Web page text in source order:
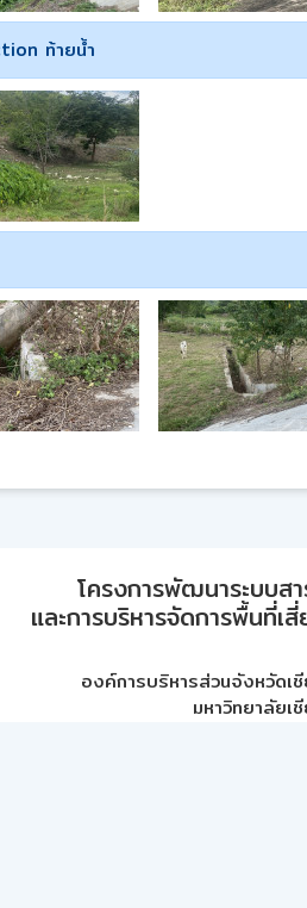
ท้ายน้ำ
โครงการพัฒนาระบบส
และการบริหารจัดการพื้นที่เ
องค์การบริหารส่วนจังหวัดเ
มหาวิทยาลัยเ